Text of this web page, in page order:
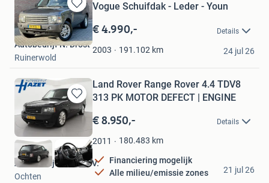
Bewaren
in
Mijn
Favorieten
Vogue Schuifdak - Leder - Youn
€ 4.990,- Details
2003 191.102 km
Autobedrijf N. Drost
Ruinerwold
24 jul 26
Bewaren
in
Mijn
Favorieten
Land Rover Range Rover 4.4 TDV8
313 PK MOTOR DEFECT | ENGINE
€ 8.950,- Details
2011 180.483 km
Financiering mogelijk
Alle milieu/emissie zones
Autobedrijf Hazet B.V.
Ochten
21 jul 26